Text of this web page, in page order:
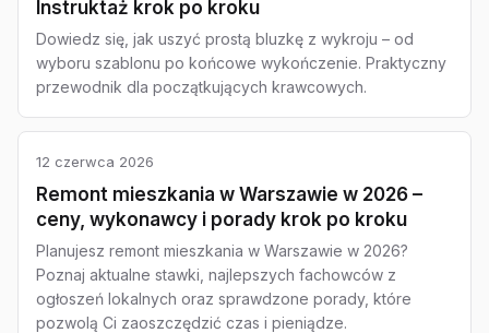
Instruktaż krok po kroku
Dowiedz się, jak uszyć prostą bluzkę z wykroju – od
wyboru szablonu po końcowe wykończenie. Praktyczny
przewodnik dla początkujących krawcowych.
12 czerwca 2026
Remont mieszkania w Warszawie w 2026 –
ceny, wykonawcy i porady krok po kroku
Planujesz remont mieszkania w Warszawie w 2026?
Poznaj aktualne stawki, najlepszych fachowców z
ogłoszeń lokalnych oraz sprawdzone porady, które
pozwolą Ci zaoszczędzić czas i pieniądze.